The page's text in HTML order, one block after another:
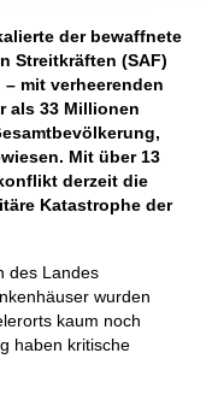
der bewaffnete
Streitkräften (SAF)
mit verheerenden
als 33 Millionen
Mit über 13
derzeit die
Katastrophe der
des Landes
wurden
kaum noch
haben kritische